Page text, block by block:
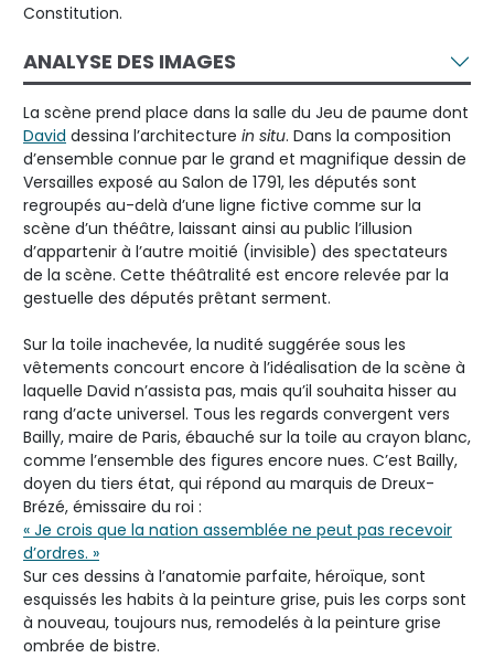
Constitution.
ANALYSE DES IMAGES
La scène prend place dans la salle du Jeu de paume dont
David dessina l’architecture in situ. Dans la composition
d’ensemble connue par le grand et magnifique dessin de
Versailles exposé au Salon de 1791, les députés sont
regroupés au-delà d’une ligne fictive comme sur la
scène d’un théâtre, laissant ainsi au public l’illusion
d’appartenir à l’autre moitié (invisible) des spectateurs
de la scène. Cette théâtralité est encore relevée par la
gestuelle des députés prêtant serment.
Sur la toile inachevée, la nudité suggérée sous les
vêtements concourt encore à l’idéalisation de la scène à
laquelle David n’assista pas, mais qu’il souhaita hisser au
rang d’acte universel. Tous les regards convergent vers
Bailly, maire de Paris, ébauché sur la toile au crayon blanc,
comme l’ensemble des figures encore nues. C’est Bailly,
doyen du tiers état, qui répond au marquis de Dreux-
Brézé, émissaire du roi :
« Je crois que la nation assemblée ne peut pas recevoir
d’ordres. »
Sur ces dessins à l’anatomie parfaite, héroïque, sont
esquissés les habits à la peinture grise, puis les corps sont
à nouveau, toujours nus, remodelés à la peinture grise
ombrée de bistre.